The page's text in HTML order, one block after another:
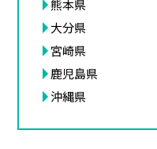
熊本県
大分県
宮崎県
鹿児島県
沖縄県